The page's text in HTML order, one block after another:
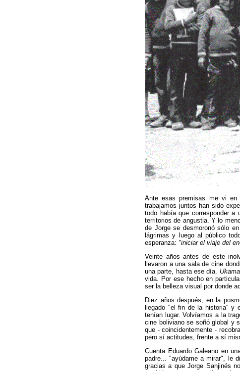
Ante esas premisas me vi en
trabajamos juntos han sido
todo había que corresponder a
territorios de angustia. Y lo
de Jorge se desmoronó sólo
lágrimas y luego al público
esperanza: "iniciar el viaje del
Veinte años antes de este
llevaron a una sala de cine
una parte, hasta ese día.
vida. Por ese hecho en
ser la belleza visual por donde
Diez años después, en la
llegado "el fin de la historia" y
tenían lugar. Volvíamos a la
cine boliviano se soñó global y
que - coincidentemente -
pero sí actitudes, frente a sí
Cuenta Eduardo Galeano en
padre... "ayúdame a mirar", le
gracias a que Jorge Sanjinés